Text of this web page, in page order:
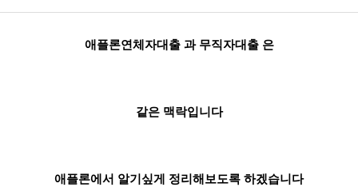
애플론연체자대출 과 무직자대출 은
같은 맥락입니다
애플론에서 알기싶게 정리해보도록 하겠습니다